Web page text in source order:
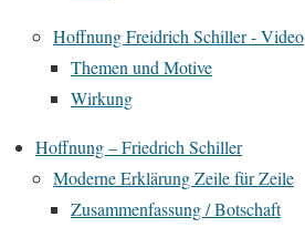
Hoffnung Freidrich Schiller - Video
Themen und Motive
Wirkung
Hoffnung – Friedrich Schiller
Moderne Erklärung Zeile für Zeile
Zusammenfassung / Botschaft